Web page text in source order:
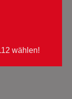
wählen!